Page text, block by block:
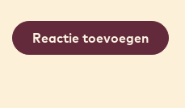
Reactie toevoegen